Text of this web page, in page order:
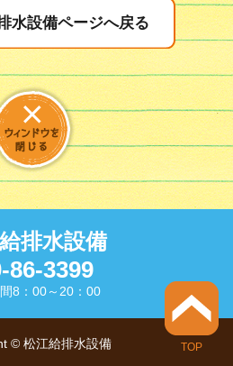
TOP
水設備ページへ戻る
排水設備
86-3399
8：00～20：00
© 松江給排水設備